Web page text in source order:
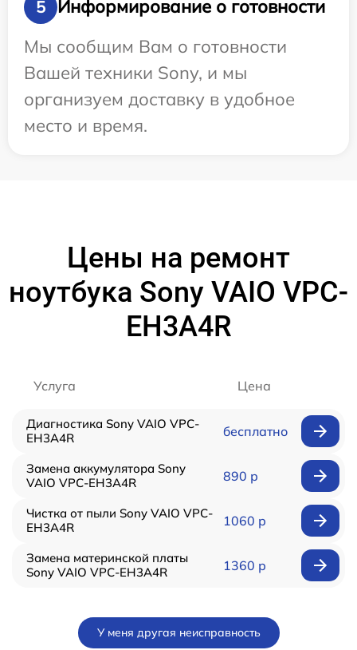
5
Информирование о готовности
Мы сообщим Вам о готовности
Вашей техники Sony, и мы
организуем доставку в удобное
место и время.
Цены на ремонт
ноутбука Sony VAIO VPC-
EH3A4R
Услуга Цена
Диагностика Sony VAIO VPC-
EH3A4R
бесплатно
Замена аккумулятора Sony
VAIO VPC-EH3A4R
890 р
Чистка от пыли Sony VAIO VPC-
EH3A4R
1060 р
Замена материнской платы
Sony VAIO VPC-EH3A4R
1360 р
У меня другая неисправность